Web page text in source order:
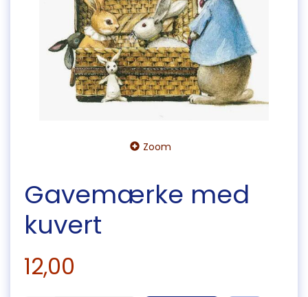
Zoom
Gavemærke med
kuvert
12,00